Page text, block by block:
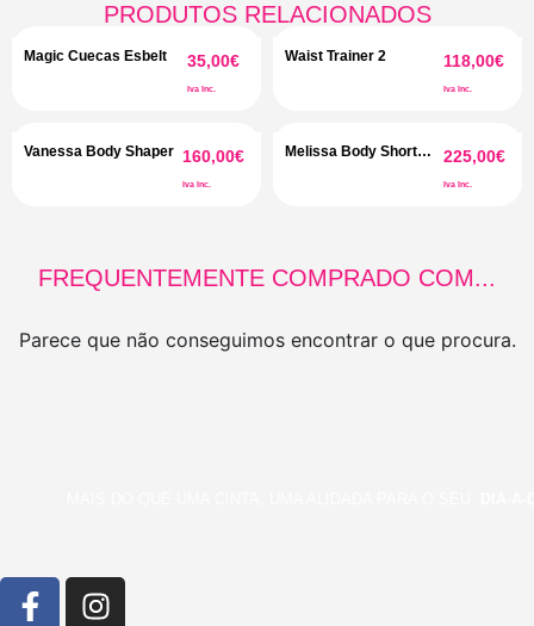
PRODUTOS RELACIONADOS
Magic Cuecas Esbelt 35,00€
Iva Inc.
Waist Trainer 2 118,00€
Iva Inc.
Vanessa Body Shaper 160,00€
Iva Inc.
Melissa Body Short
225,00€
Iva Inc.
FREQUENTEMENTE COMPRADO COM...
Parece que não conseguimos encontrar o que procura.